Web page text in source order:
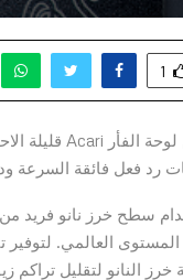
1
رد فعل فائقة السرعة
خرز النانو لتقليل